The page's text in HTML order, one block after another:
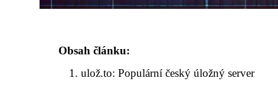
Obsah článku:
ulož.to: Populární český úložný server